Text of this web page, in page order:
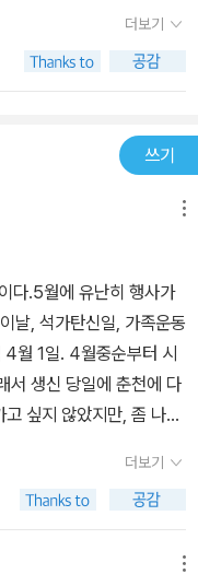
더보기
쓰기
다.5월에 유난히 행사가
날, 석가탄신일, 가족운동
4월 1일. 4월중순부터 시
서 생신 당일에 춘천에 다
싶지 않았지만, 좀 나은
는 들꽃수목원에 다녀왔
지 않는게 좋지 않겠냐고
현수 손 꼭 잡고 다니겠
덕에 아무 탈 없이 잘 다
더보기